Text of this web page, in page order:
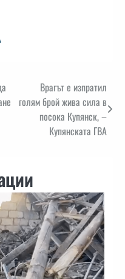
Врагът е изпратил
голям брой жива сила в
посока Купянск, –
Купянската ГВА